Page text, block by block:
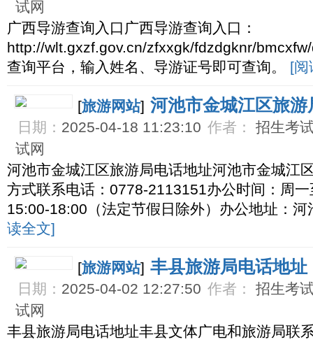
试网
广西导游查询入口广西导游查询入口：
http://wlt.gxzf.gov.cn/zfxxgk/fdzdgknr/
查询平台，输入姓名、导游证号即可查询。 [阅
[旅游网站] 河池市金城江区旅游
日期： 2025-04-18 11:23:10 作者：
招生考
试网
河池市金城江区旅游局电话地址河池市金城江
方式联系电话：0778-2113151办公时间：周
15:00-18:00（法定节假日除外）办公地址：
读全文]
[旅游网站] 丰县旅游局电话地址
日期： 2025-04-02 12:27:50 作者：
招生考
试网
丰县旅游局电话地址丰县文体广电和旅游局联